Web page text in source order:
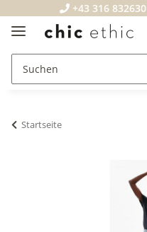
+43 316 832630
Startseite